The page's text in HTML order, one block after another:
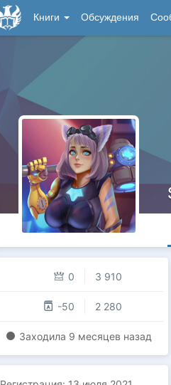
Книги Обсуждения
0 3 910
-50 2 280
Заходилa 9 месяцев назад